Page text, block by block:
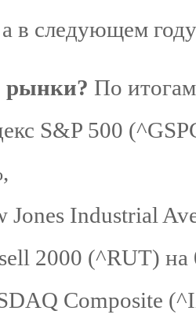
в следующем
рынки? По
S&P 500
Jones Industrial
2000 (^RUT) на
Composite